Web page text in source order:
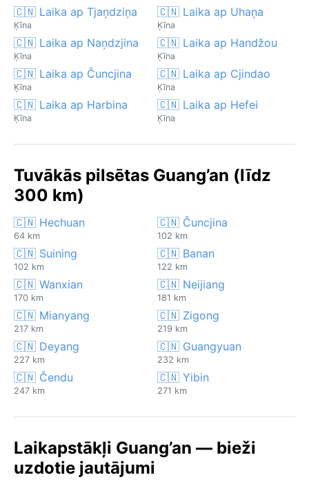
🇨🇳 Laika ap Tjaņdziņa
Ķīna
🇨🇳 Laika ap Uhaņa
Ķīna
🇨🇳 Laika ap Naņdzjina
Ķīna
🇨🇳 Laika ap Handžou
Ķīna
🇨🇳 Laika ap Čuncjina
Ķīna
🇨🇳 Laika ap Cjindao
Ķīna
🇨🇳 Laika ap Harbina
Ķīna
🇨🇳 Laika ap Hefei
Ķīna
Tuvākās pilsētas Guang’an (līdz
300 km)
🇨🇳 Hechuan
64 km
🇨🇳 Čuncjina
102 km
🇨🇳 Suining
102 km
🇨🇳 Banan
122 km
🇨🇳 Wanxian
170 km
🇨🇳 Neijiang
181 km
🇨🇳 Mianyang
217 km
🇨🇳 Zigong
219 km
🇨🇳 Deyang
227 km
🇨🇳 Guangyuan
232 km
🇨🇳 Čendu
247 km
🇨🇳 Yibin
271 km
Laikapstākļi Guang’an — bieži
uzdotie jautājumi